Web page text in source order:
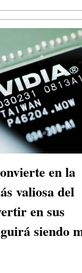
en la
valiosa del
en sus
siendo